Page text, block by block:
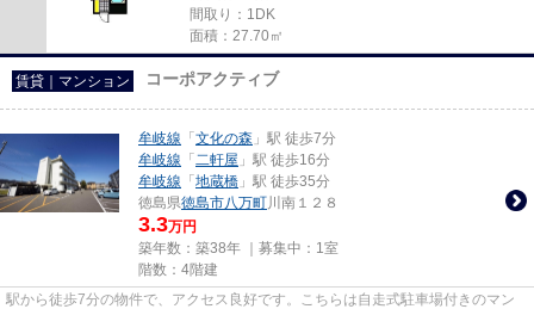
間取り：1DK
面積：27.70㎡
賃貸｜マンション コーポアクティブ
牟岐線 「 文化の森 」駅 徒歩7分
牟岐線 「 二軒屋 」駅 徒歩16分
牟岐線 「 地蔵橋 」駅 徒歩35分
徳島県徳島市八万町川南１２８
3.3万円
築年数：築38年 ｜募集中： 1室
階数：4階建
駅から徒歩7分の物件で、アクセス良好です。こちらは自走式駐車場付きのマン